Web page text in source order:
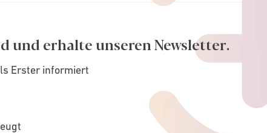
und erhalte unseren Newsletter.
Erster informiert